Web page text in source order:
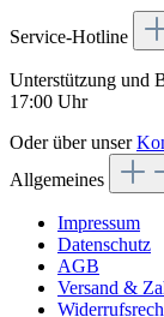
Service-Hotline
Unterstützung und
17:00 Uhr
Oder über unser
Allgemeines
Impressum
Datenschutz
AGB
Versand &